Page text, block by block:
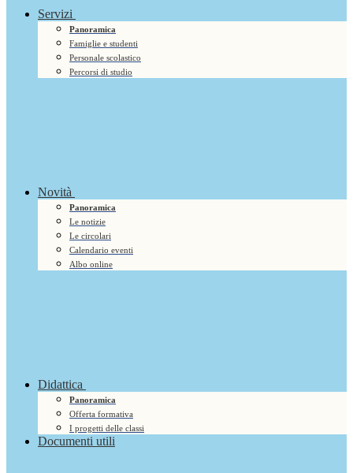
Servizi
Panoramica
Famiglie e studenti
Personale scolastico
Percorsi di studio
Novità
Panoramica
Le notizie
Le circolari
Calendario eventi
Albo online
Didattica
Panoramica
Offerta formativa
I progetti delle classi
Documenti utili